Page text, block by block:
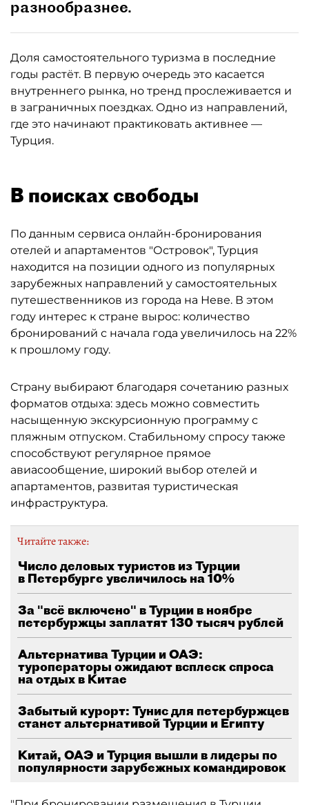
разнообразнее.
Доля самостоятельного туризма в последние
годы растёт. В первую очередь это касается
внутреннего рынка, но тренд прослеживается и
в заграничных поездках. Одно из направлений,
где это начинают практиковать активнее —
Турция.
В поисках свободы
По данным сервиса онлайн-бронирования
отелей и апартаментов "Островок", Турция
находится на позиции одного из популярных
зарубежных направлений у самостоятельных
путешественников из города на Неве. В этом
году интерес к стране вырос: количество
бронирований с начала года увеличилось на 22%
к прошлому году.
Страну выбирают благодаря сочетанию разных
форматов отдыха: здесь можно совместить
насыщенную экскурсионную программу с
пляжным отпуском. Стабильному спросу также
способствуют регулярное прямое
авиасообщение, широкий выбор отелей и
апартаментов, развитая туристическая
инфраструктура.
Читайте также:
Число деловых туристов из Турции
в Петербурге увеличилось на 10%
За "всё включено" в Турции в ноябре
петербуржцы заплатят 130 тысяч рублей
Альтернатива Турции и ОАЭ:
туроператоры ожидают всплеск спроса
на отдых в Китае
Забытый курорт: Тунис для петербуржцев
станет альтернативой Турции и Египту
Китай, ОАЭ и Турция вышли в лидеры по
популярности зарубежных командировок